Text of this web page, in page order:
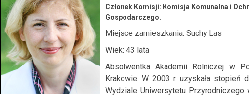
Członek Komisji: Komisja Komunalna i
Gospodarczego.
Miejsce zamieszkania: Suchy Las
Wiek: 43 lata
Absolwentka Akademii Rolniczej w
Krakowie. W 2003 r. uzyskała stopień
Wydziale Uniwersytetu Przyrodniczego